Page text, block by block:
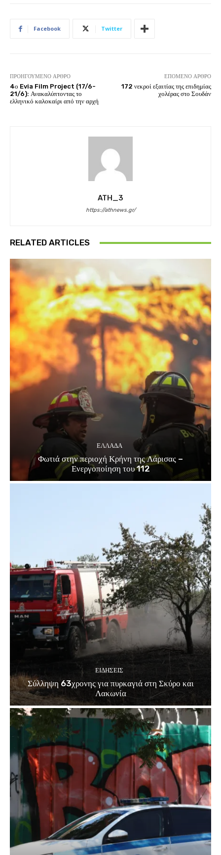
Facebook Twitter
ΠΡΟΗΓΟΎΜΕΝΟ ΆΡΘΡΟ
4ο Evia Film Project (17/6-
21/6): Ανακαλύπτοντας το
ελληνικό καλοκαίρι από την αρχή
ΕΠΌΜΕΝΟ ΆΡΘΡΟ
172 νεκροί εξαιτίας της επιδημίας
χολέρας στο Σουδάν
ATH_3
https://athnews.gr/
RELATED ARTICLES
ΕΛΛΑΔΑ
Φωτιά στην περιοχή Κρήνη της Λάρισας –
Ενεργοποίηση του 112
ΕΙΔΗΣΕΙΣ
Σύλληψη 63χρονης για πυρκαγιά στη Σκύρο και
Λακωνία